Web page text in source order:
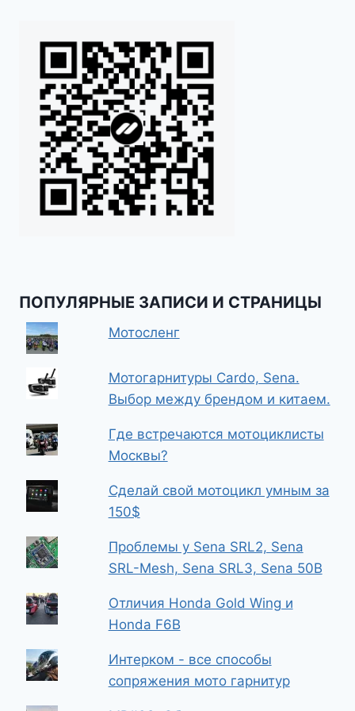
ПОПУЛЯРНЫЕ ЗАПИСИ И СТРАНИЦЫ
Мотосленг
Мотогарнитуры Cardo, Sena.
Выбор между брендом и китаем.
Где встречаются мотоциклисты
Москвы?
Сделай свой мотоцикл умным за
150$
Проблемы у Sena SRL2, Sena
SRL-Mesh, Sena SRL3, Sena 50B
Отличия Honda Gold Wing и
Honda F6B
Интерком - все способы
сопряжения мото гарнитур